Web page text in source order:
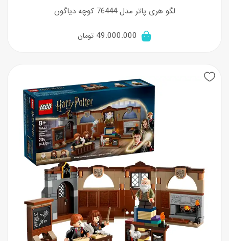
لگو هری پاتر مدل 76444 کوچه دیاگون
49.000.000 تومان